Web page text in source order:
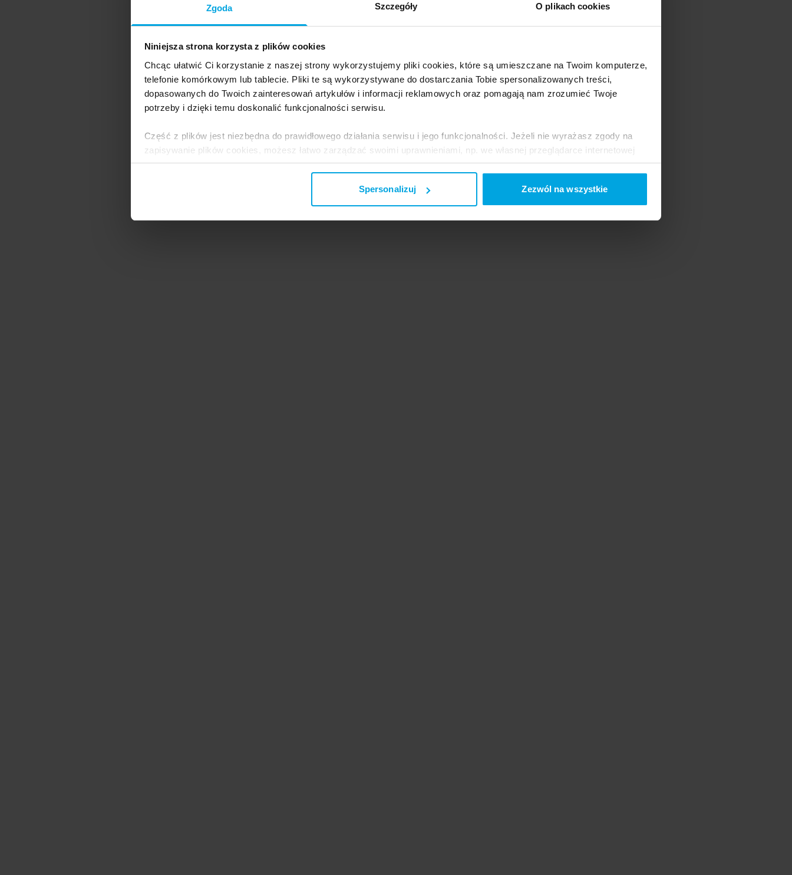
Zgoda Szczegóły O plikach cookies
Niniejsza strona korzysta z plików cookies
Chcąc ułatwić Ci korzystanie z naszej strony wykorzystujemy pliki cookies, które są umieszczane na Twoim komputerze,
telefonie komórkowym lub tablecie. Pliki te są wykorzystywane do dostarczania Tobie spersonalizowanych treści,
dopasowanych do Twoich zainteresowań artykułów i informacji reklamowych oraz pomagają nam zrozumieć Twoje
potrzeby i dzięki temu doskonalić funkcjonalności serwisu.
Część z plików jest niezbędna do prawidłowego działania serwisu i jego funkcjonalności. Jeżeli nie wyrażasz zgody na
zapisywanie plików cookies, możesz łatwo zarządzać swoimi uprawnieniami, np. we własnej przeglądarce internetowej
lub po wybraniu opcji Zarządzaj cookies. Szczegółowe informacje na ten temat znajdziesz w naszejPolityce Cookies
Dowiedz się więcej o tym, jak Google przetwarza dane osobowehttps://business.safety.google/privacy/.
Spersonalizuj Zezwól na wszystkie